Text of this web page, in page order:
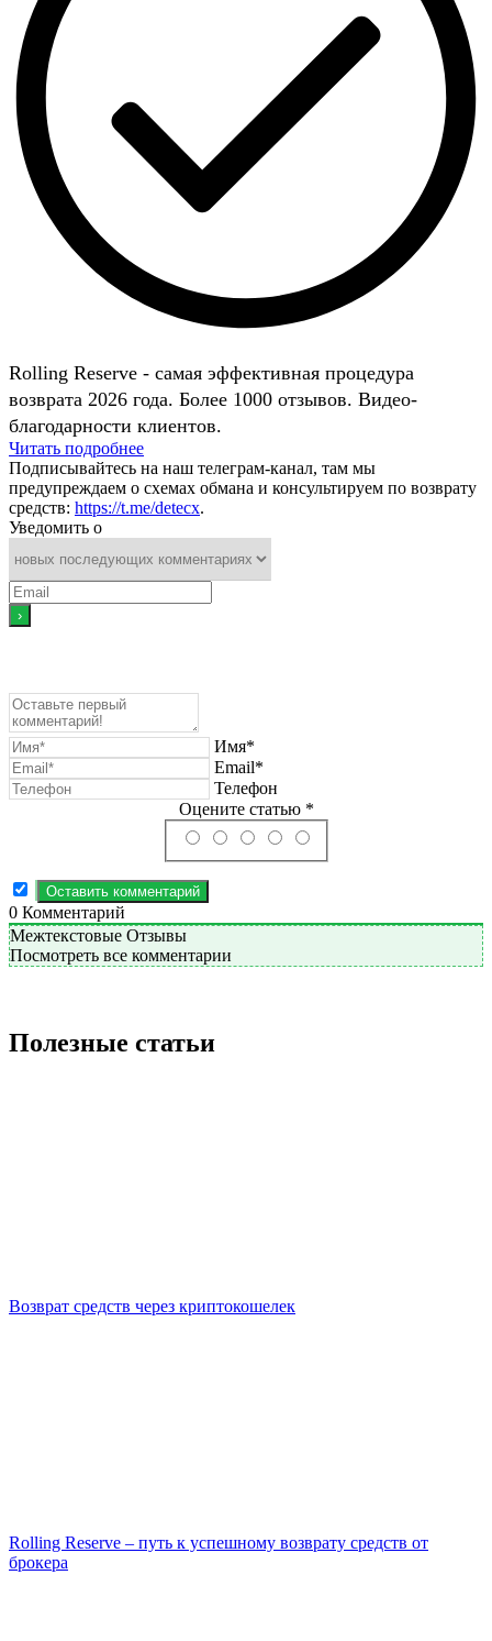
Rolling Reserve - самая эффективная процедура
возврата 2026 года. Более 1000 отзывов. Видео-
благодарности клиентов.
Читать подробнее
Подписывайтесь на наш телеграм-канал, там мы
предупреждаем о схемах обмана и консультируем по возврату
средств: https://t.me/detecx.
Уведомить о
Имя*
Email*
Телефон
Оцените статью *
0 Комментарий
Межтекстовые Отзывы
Посмотреть все комментарии
Полезные статьи
Возврат средств через криптокошелек
Rolling Reserve – путь к успешному возврату средств от
брокера